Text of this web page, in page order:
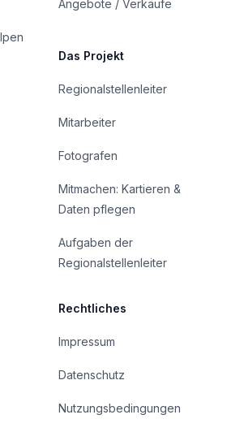
Angebote / Verkäufe
Das Projekt
Regionalstellenleiter
Mitarbeiter
Fotografen
Mitmachen: Kartieren &
Daten pflegen
Aufgaben der
Regionalstellenleiter
Rechtliches
Impressum
Datenschutz
Nutzungsbedingungen